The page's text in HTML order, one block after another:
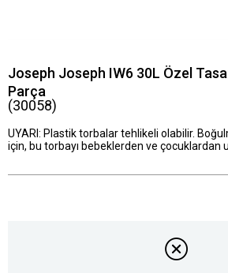
Joseph Joseph IW6 30L Özel
Parça
(30058)
UYARI: Plastik torbalar tehlikeli olabilir.
için, bu torbayı bebeklerden ve çocuklardan